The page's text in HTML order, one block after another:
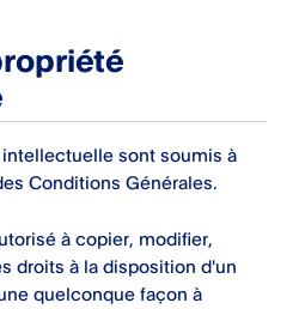
sont soumis à
Conditions Générales.
à copier, modifier,
droits à la disposition d'un
quelconque façon à